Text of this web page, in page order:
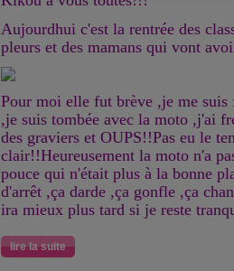
Aujourdhui c'est la rentrée des
pleurs et des mamans qui vont
Pour moi elle fut brève ,je me
,je suis tombée avec la moto ,j'ai
des graviers et OUPS!!Pas eu le
clair!!Heureusement la moto n'a
pouce qui n'était plus à la bonne
d'arrêt ,ça darde ,ça gonfle ,ça
ira mieux plus tard si je reste
lire la suite